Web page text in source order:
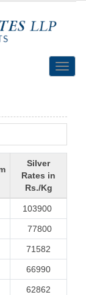
Toggle
Silver
Rates in
Rs./Kg
103900
77800
71582
66990
62862